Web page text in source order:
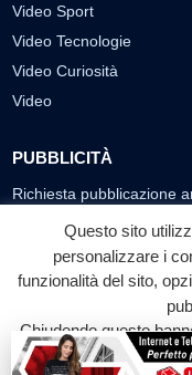
Video Sport
Video Tecnologie
Video Curiosità
Video
PUBBLICITÀ
Richiesta pubblicazione
SEGUICI SUI SOCIAL
Questo sito
personalizzare i
funzionalità del sito,
Chiudendo questo
su qualunque suo